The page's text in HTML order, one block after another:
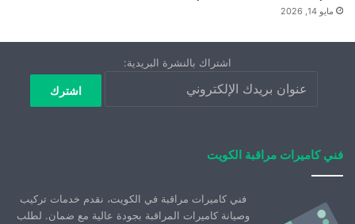
مايو 14, 2026
اشتراك بالنشرة البريدية:
فني كاميرات مراقبة الكويت
فني كاميرات مراقبة في الكويت، نقدم خدمات تركيب
وصيانة كاميرات المراقبة بجودة عالية مع ضمان. لطلب